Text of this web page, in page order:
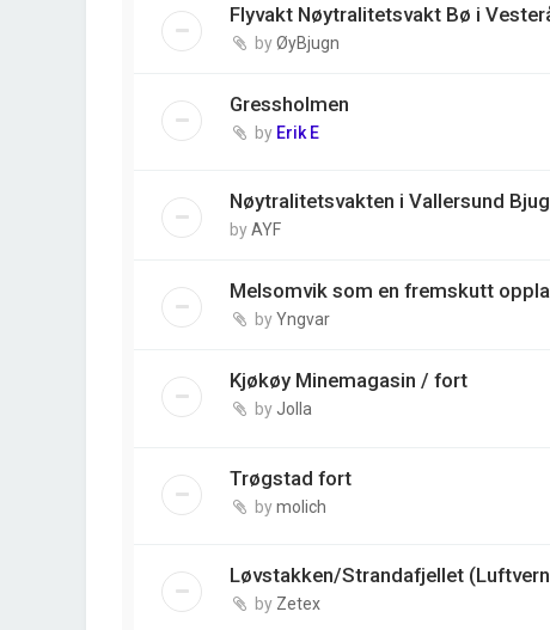
Flyvakt Nøytralitetsvakt Bø i
byØyBjugn
Gressholmen
by Erik E
Nøytralitetsvakten i Vallersund
byAYF
Melsomvik som en fremskutt
byYngvar
Kjøkøy Minemagasin / fort
by Jolla
Trøgstad fort
bymolich
Løvstakken/Strandafjellet
by Zetex